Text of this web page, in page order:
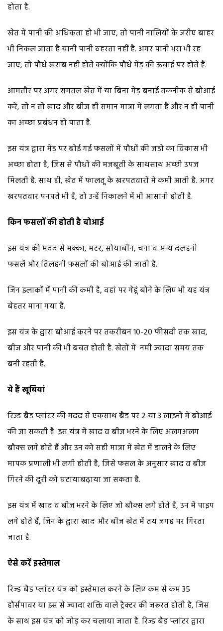
होता है.
खेत में पानी की अधिकता हो भी जाए, तो पानी नालियों के जरीए बाहर
भी निकल जाता है यानी पानी ठहरता नहीं है. अगर पानी भरा भी रह
जाए, तो पौधे खराब नहीं होते क्योंकि पौधे मेंड़ की ऊंचाई पर होते हैं.
आमतौर पर अगर समतल खेत में या बिना मेंड़ बनाई तकनीक से बोआई
करें, तो न तो खाद और बीज ही समान मात्रा में लगता है और न ही पानी
का अच्छा प्रबंधन हो पाता है.
इस यंत्र द्वारा मेंड़ पर बोई गई फसलों में पौधों की जड़ों का विकास भी
अच्छा होता है, जिस से पौधों की मजबूती के साथसाथ अच्छी उपज
मिलती है. साथ ही, खेत में फालतू के खरपतवारों में कमी आती है. अगर
खरपतवार पनपते भी हैं, तो उन्हें निकालने में भी आसानी होती है.
किन फसलों की होती है बोआई
इस यंत्र की मदद से मक्का, मटर, सोयाबीन, चना व अन्य दलहनी
फसलें और तिलहनी फसलों की बोआई की जाती है.
जिन इलाकों में पानी की कमी है, वहां पर गेहूं बोने के लिए भी यह यंत्र
बेहतर माना गया है.
इस यंत्र के द्वारा बोआई करने पर तकरीबन 10-20 फीसदी तक खाद,
बीज और पानी की भी बचत होती है. खेतों में नमी ज्यादा समय तक
बनी रहती है.
ये हैं खूबियां
रिज्ड बैड प्लांटर की मदद से एकसाथ बैड पर 2 या 3 लाइनों में बोआई
की जा सकती है. इस यंत्र में खाद व बीज भरने के लिए अलगअलग
बौक्स लगे होते हैं और उन को सही मात्रा में खेत में डालने के लिए
मापक प्रणाली भी लगी होती है, जिसे फसल के अनुसार खाद व बीज
गिरने की दूरी को घटायाबढ़ाया जा सकता है.
इस यंत्र में खाद व बीज भरने के लिए जो बौक्स लगे होते हैं, उन में पाइप
लगे होते हैं, जिन के द्वारा खाद और बीज खेत में तय जगह पर गिरता
जाता है.
ऐसे करें इस्तेमाल
रिज्ड बैड प्लांटर यंत्र को इस्तेमाल करने के लिए कम से कम 35
हौर्सपावर या इस से ज्यादा शक्ति वाले ट्रैक्टर की जरूरत होती है, जिस
के साथ इस यंत्र को जोड़ कर चलाया जाता है. रिज्ड बैड प्लांटर द्वारा